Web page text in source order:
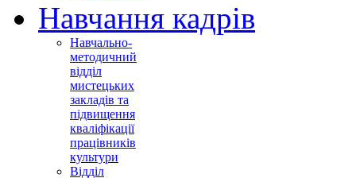
Навчання кадрів
Навчально-
методичний
відділ
мистецьких
закладів та
підвищення
кваліфікації
працівників
культури
Відділ